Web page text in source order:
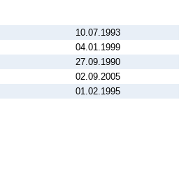
10.07.1993
04.01.1999
27.09.1990
02.09.2005
01.02.1995